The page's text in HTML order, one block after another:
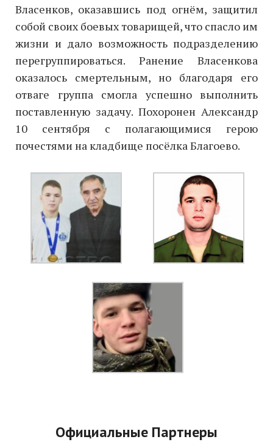
Власенков, оказавшись под огнём, защитил
собой своих боевых товарищей, что спасло им
жизни и дало возможность подразделению
перегруппироваться. Ранение Власенкова
оказалось смертельным, но благодаря его
отваге группа смогла успешно выполнить
поставленную задачу. Похоронен Александр
10 сентября с полагающимися герою
почестями на кладбище посёлка Благоево.
Официальные Партнеры